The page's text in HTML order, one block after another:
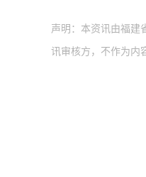
声明：本资讯由福建
讯审核方，不作为内